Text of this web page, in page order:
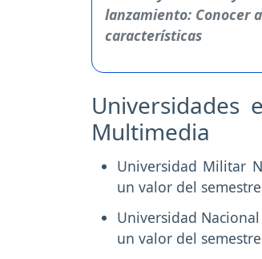
Universidades
Multimedia
Universidad Militar
un valor del
Universidad
un valor del